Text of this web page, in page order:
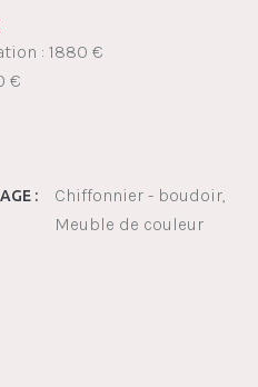
: 1880 €
€
:
Chiffonnier - boudoir
Meuble de couleur